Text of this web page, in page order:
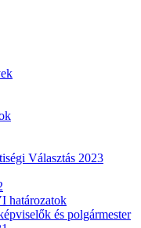
Választás 2023
határozatok
és polgármester